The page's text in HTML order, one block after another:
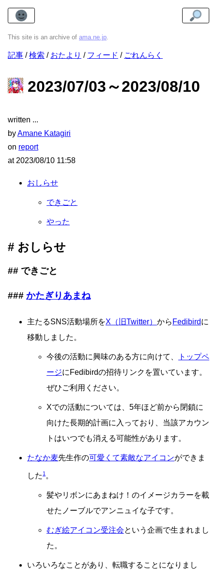
This site is an archive of ama.ne.jp.
記事 検索 おたより フィード ごれんらく
2023/07/03～2023/08/10
written
byAmane Katagiri
on report
at 2023/08/10 11:58
おしらせ
できごと
やった
おしらせ
できごと
かたぎりあまね
主たるSNS活動場所をX（旧Twitter） から Fedibirdに
移動しました。
今後の活動に興味のある方に向けて、
トップペ
ージにFedibirdの招待リンクを置いています。
ぜひご利用ください。
Xでの活動については、5年ほど前から閉鎖に
向けた長期的計画に入っており、当該アカウン
トはいつでも消える可能性があります。
たなか麦先生作の可愛くて素敵なアイコンができま
した 1 。
髪やリボンにあまねけ！のイメージカラーを載
せたノーブルでアンニュイな子です。
むぎ絵アイコン受注会という企画で生まれまし
た。
いろいろなことがあり、転職することになりまし